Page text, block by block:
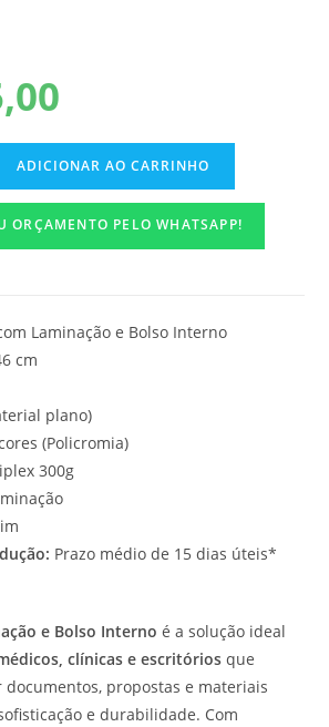
ADICIONAR AO CARRINHO
ORÇAMENTO PELO WHATSAPP!
Laminação e Bolso Interno
cm
plano)
(Policromia)
300g
Prazo médio de 15 dias úteis*
e Bolso Interno é a solução ideal
clínicas e escritórios que
propostas e materiais
e durabilidade. Com